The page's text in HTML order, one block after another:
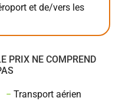
et de/vers les
PRIX NE COMPREND
−Transport aérien